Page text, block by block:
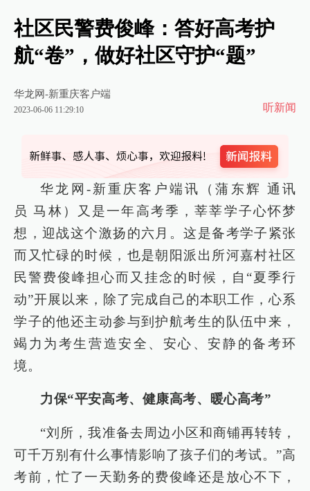
社区民警费俊峰：答好高考护
航“卷”，做好社区守护“题”
华龙网-新重庆客户端
2023-06-06 11:29:10 听新闻
华龙网-新重庆客户端讯（蒲东辉 通讯
员 马林）又是一年高考季，莘莘学子心怀梦
想，迎战这个激扬的六月。这是备考学子紧张
而又忙碌的时候，也是朝阳派出所河嘉村社区
民警费俊峰担心而又挂念的时候，自“夏季行
动”开展以来，除了完成自己的本职工作，心系
学子的他还主动参与到护航考生的队伍中来，
竭力为考生营造安全、安心、安静的备考环
境。
力保“平安高考、健康高考、暖心高考”
“刘所，我准备去周边小区和商铺再转转，
可千万别有什么事情影响了孩子们的考试。”高
考前，忙了一天勤务的费俊峰还是放心不下，